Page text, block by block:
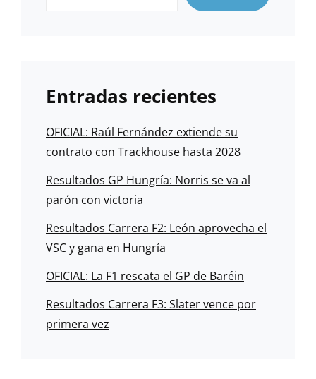
Entradas recientes
OFICIAL: Raúl Fernández extiende su
contrato con Trackhouse hasta 2028
Resultados GP Hungría: Norris se va al
parón con victoria
Resultados Carrera F2: León aprovecha el
VSC y gana en Hungría
OFICIAL: La F1 rescata el GP de Baréin
Resultados Carrera F3: Slater vence por
primera vez